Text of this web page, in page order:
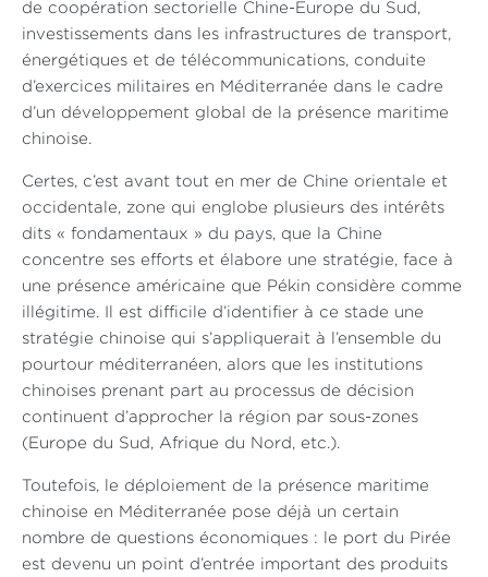
de coopération sectorielle Chine-Europe du Sud,
investissements dans les infrastructures de transport,
énergétiques et de télécommunications, conduite
d’exercices militaires en Méditerranée dans le cadre
d’un développement global de la présence maritime
chinoise.
Certes, c’est avant tout en mer de Chine orientale et
occidentale, zone qui englobe plusieurs des intérêts
dits « fondamentaux » du pays, que la Chine
concentre ses efforts et élabore une stratégie, face à
une présence américaine que Pékin considère comme
illégitime. Il est difficile d’identifier à ce stade une
stratégie chinoise qui s’appliquerait à l’ensemble du
pourtour méditerranéen, alors que les institutions
chinoises prenant part au processus de décision
continuent d’approcher la région par sous-zones
(Europe du Sud, Afrique du Nord, etc.).
Toutefois, le déploiement de la présence maritime
chinoise en Méditerranée pose déjà un certain
nombre de questions économiques : le port du Pirée
est devenu un point d’entrée important des produits